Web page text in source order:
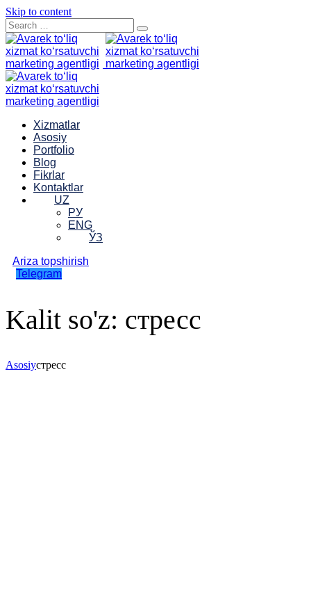
Skip to content
Xizmatlar
Asosiy
Portfolio
Blog
Fikrlar
Kontaktlar
UZ
РУ
ENG
ЎЗ
Ariza topshirish
Telegram
Kalit so'z: стресс
Asosiyстресс